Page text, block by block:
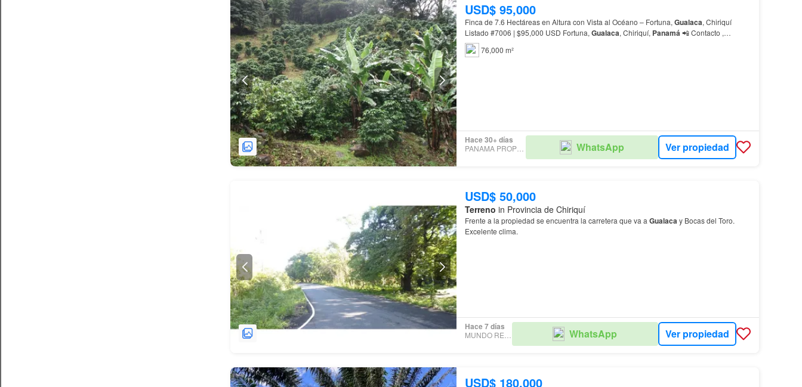
USD$ 95,000
Finca de 7.6 Hectáreas en Altura con Vista al Océano – Fortuna, Gualaca, Chiriquí
Listado #7006 | $95,000 USD Fortuna, Gualaca, Chiriquí, Panamá📲 Contacto ,
76,000 m²
Hace 30+ días
PANAMA PROPERTIES WhatsApp Ver propiedad
USD$ 50,000
Terreno in Provincia de Chiriquí
Frente a la propiedad se encuentra la carretera que va a Gualacay Bocas del Toro.
Excelente clima.
Hace 7 días
WhatsApp Ver propiedad
USD$ 180,000